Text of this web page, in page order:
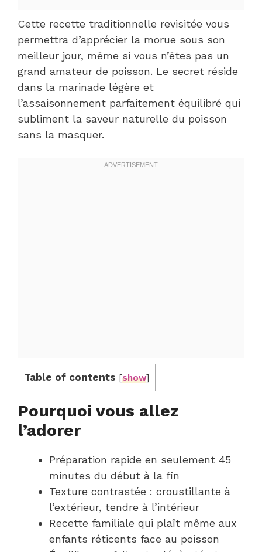
Cette recette traditionnelle revisitée vous
permettra d’apprécier la morue sous son
meilleur jour, même si vous n’êtes pas un
grand amateur de poisson. Le secret réside
dans la marinade légère et
l’assaisonnement parfaitement équilibré qui
subliment la saveur naturelle du poisson
sans la masquer.
Table of contents [show]
Pourquoi vous allez
l’adorer
Préparation rapide en seulement 45
minutes du début à la fin
Texture contrastée : croustillante à
l’extérieur, tendre à l’intérieur
Recette familiale qui plaît même aux
enfants réticents face au poisson